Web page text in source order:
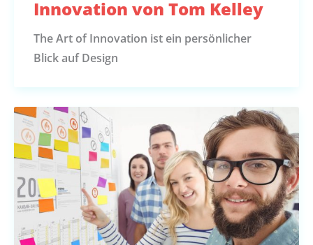
Innovation von Tom Kelley
The Art of Innovation ist ein persönlicher
Blick auf Design